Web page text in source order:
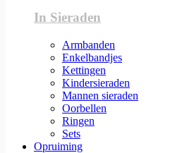
In Sieraden
Armbanden
Enkelbandjes
Kettingen
Kindersieraden
Mannen sieraden
Oorbellen
Ringen
Sets
Opruiming